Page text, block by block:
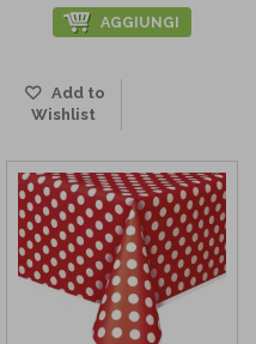
AGGIUNGI
Add to
Wishlist